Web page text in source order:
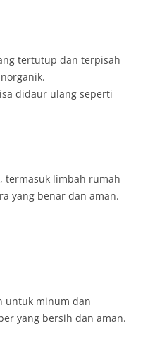
tertutup dan terpisah
didaur ulang seperti
termasuk limbah rumah
yang benar dan aman.
untuk minum dan
yang bersih dan aman.